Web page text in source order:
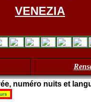
VENEZIA
numéro nuits et